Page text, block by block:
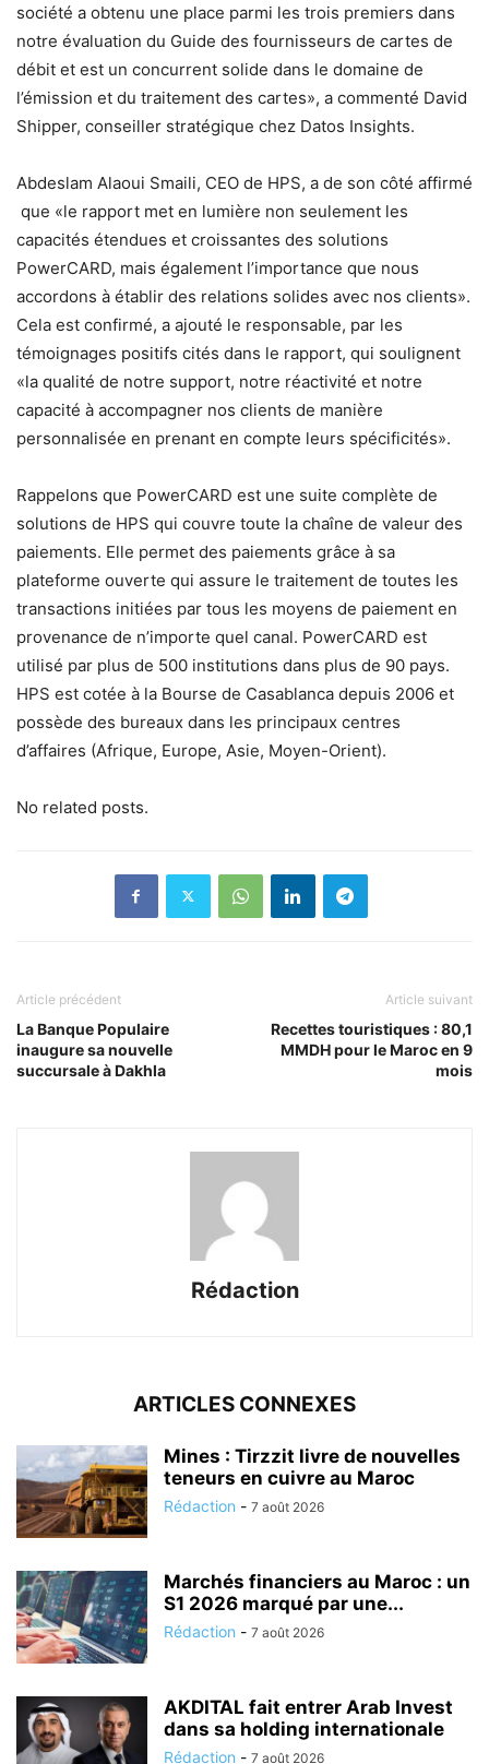
société a obtenu une place parmi les trois premiers dans
notre évaluation du Guide des fournisseurs de cartes de
débit et est un concurrent solide dans le domaine de
l’émission et du traitement des cartes», a commenté David
Shipper, conseiller stratégique chez Datos Insights.
Abdeslam Alaoui Smaili, CEO de HPS, a de son côté affirmé
que «le rapport met en lumière non seulement les
capacités étendues et croissantes des solutions
PowerCARD, mais également l’importance que nous
accordons à établir des relations solides avec nos clients».
Cela est confirmé, a ajouté le responsable, par les
témoignages positifs cités dans le rapport, qui soulignent
«la qualité de notre support, notre réactivité et notre
capacité à accompagner nos clients de manière
personnalisée en prenant en compte leurs spécificités».
Rappelons que PowerCARD est une suite complète de
solutions de HPS qui couvre toute la chaîne de valeur des
paiements. Elle permet des paiements grâce à sa
plateforme ouverte qui assure le traitement de toutes les
transactions initiées par tous les moyens de paiement en
provenance de n’importe quel canal. PowerCARD est
utilisé par plus de 500 institutions dans plus de 90 pays.
HPS est cotée à la Bourse de Casablanca depuis 2006 et
possède des bureaux dans les principaux centres
d’affaires (Afrique, Europe, Asie, Moyen-Orient).
No related posts.
Article précédent
La Banque Populaire
inaugure sa nouvelle
succursale à Dakhla
Article suivant
Recettes touristiques : 80,1
MMDH pour le Maroc en 9
mois
Rédaction
ARTICLES CONNEXES
Mines : Tirzzit livre de nouvelles
teneurs en cuivre au Maroc
Rédaction - 7 août 2026
Marchés financiers au Maroc : un
S1 2026 marqué par une...
Rédaction - 7 août 2026
AKDITAL fait entrer Arab Invest
dans sa holding internationale
Rédaction - 7 août 2026